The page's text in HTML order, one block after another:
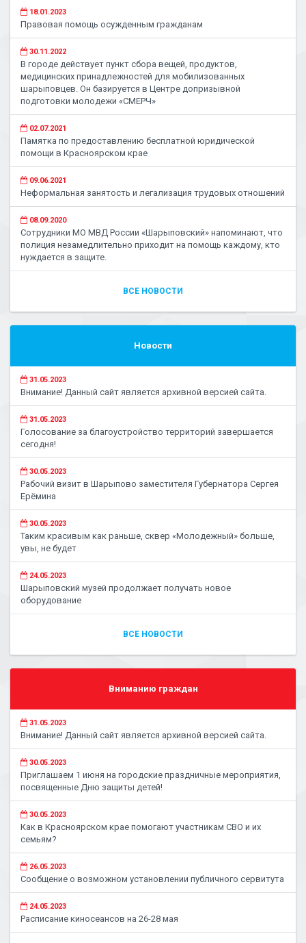
18.01.2023
Правовая помощь осужденным гражданам
30.11.2022
В городе действует пункт сбора вещей, продуктов,
медицинских принадлежностей для мобилизованных
шарыповцев. Он базируется в Центре допризывной
подготовки молодежи «СМЕРЧ»
02.07.2021
Памятка по предоставлению бесплатной юридической
помощи в Красноярском крае
09.06.2021
Неформальная занятость и легализация трудовых отношений
08.09.2020
Сотрудники МО МВД России «Шарыповский» напоминают, что
полиция незамедлительно приходит на помощь каждому, кто
нуждается в защите.
ВСЕ НОВОСТИ
Новости
31.05.2023
Внимание! Данный сайт является архивной версией сайта.
31.05.2023
Голосование за благоустройство территорий завершается
сегодня!
30.05.2023
Рабочий визит в Шарыпово заместителя Губернатора Сергея
Ерёмина
30.05.2023
Таким красивым как раньше, сквер «Молодежный» больше,
увы, не будет
24.05.2023
Шарыповский музей продолжает получать новое
оборудование
ВСЕ НОВОСТИ
Вниманию граждан
31.05.2023
Внимание! Данный сайт является архивной версией сайта.
30.05.2023
Приглашаем 1 июня на городские праздничные мероприятия,
посвященные Дню защиты детей!
30.05.2023
Как в Красноярском крае помогают участникам СВО и их
семьям?
26.05.2023
Сообщение о возможном установлении публичного сервитута
24.05.2023
Расписание киносеансов на 26-28 мая